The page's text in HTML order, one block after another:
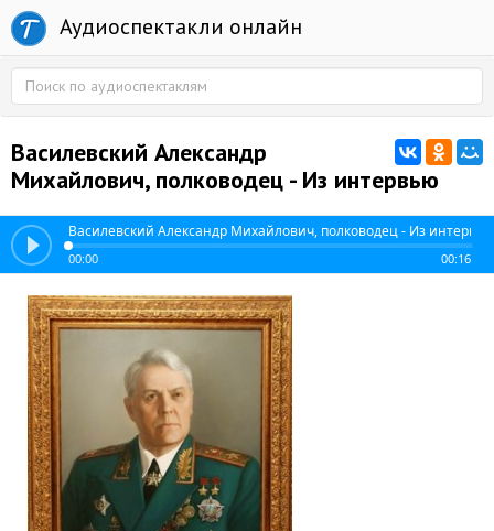
Аудиоспектакли онлайн
Василевский Александр
Михайлович, полководец - Из интервью
Василевский Александр Михайлович, полководец - Из интервью
00:00 00:16